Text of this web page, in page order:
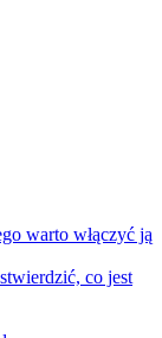
warto włączyć ją
co jest